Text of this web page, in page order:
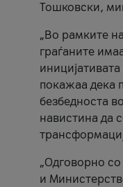
Тошковски,
„Во рамките
граѓаните
покажаа дека
безбедноста
навистина да
„Одговорно со
и